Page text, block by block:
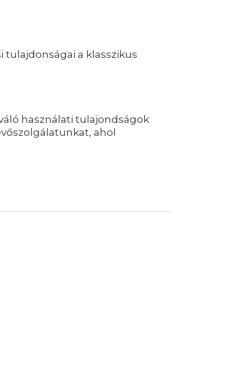
tulajdonságai a klasszikus
használati tulajondságok
ahol